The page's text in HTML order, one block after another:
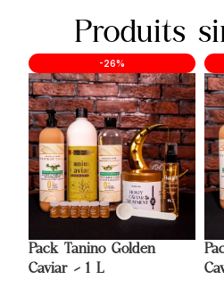
Produits
-26%
Pack Tanino Golden
Caviar – 1 L